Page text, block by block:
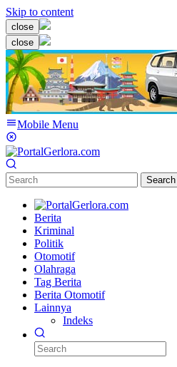
Skip to content
close
close
Mobile Menu
Search
Berita
Kriminal
Politik
Otomotif
Olahraga
Tag Berita
Berita Otomotif
Lainnya
Indeks